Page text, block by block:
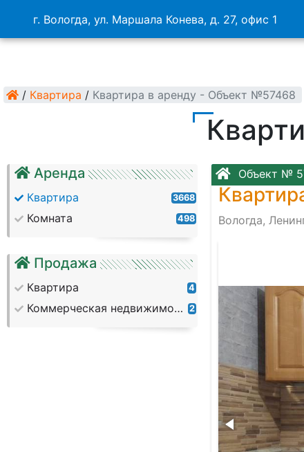
г. Вологда, ул. Маршала Конева, д. 27, офис 1
/ Квартира / Квартира в аренду - Объект №57468
Аренда
Квартира 3668
Комната 498
Продажа
Квартира 4
Коммерческая недвижимость 2
Объект №
Вологда,